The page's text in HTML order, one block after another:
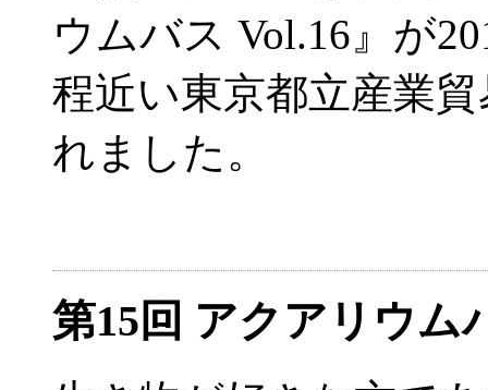
ウムバス Vol.16』が
程近い東京都立産業
れました。
第15回 アクアリウ